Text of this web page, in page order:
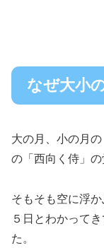
なぜ大小
大の月、小の月
の「西向く侍」の
そもそも空に浮
５日とわかって
た。